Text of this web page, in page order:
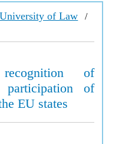
of Law /
of
of
EU states